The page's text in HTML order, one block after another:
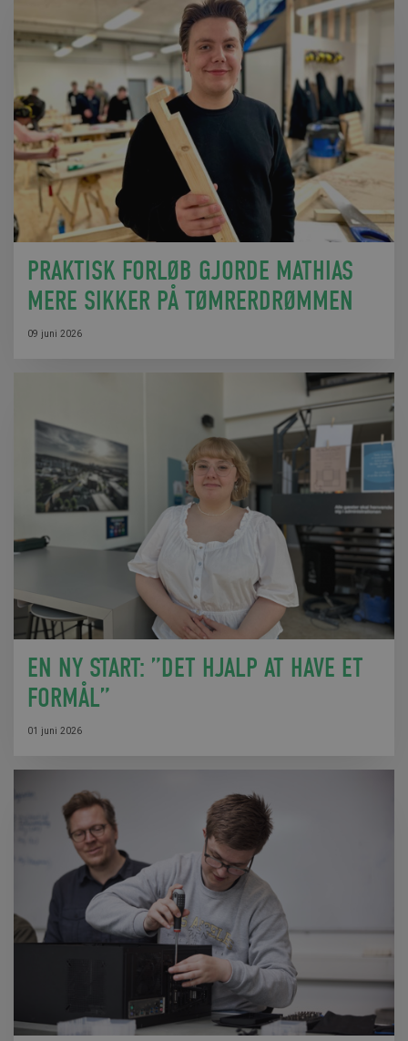
PRAKTISK FORLØB GJORDE MATHIAS
MERE SIKKER PÅ TØMRERDRØMMEN
09 juni 2026
EN NY START: ”DET HJALP AT HAVE ET
FORMÅL”
01 juni 2026